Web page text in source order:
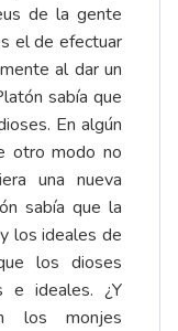
de la gente
el de efectuar
al dar un
sabía que
En algún
otro modo no
una nueva
sabía que la
los ideales de
los dioses
e ideales. ¿Y
los monjes